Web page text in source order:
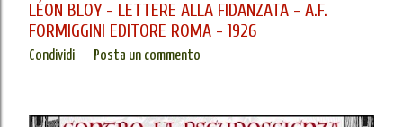
LÉON BLOY - LETTERE ALLA FIDANZATA - A.F.
FORMIGGINI EDITORE ROMA - 1926
Condividi Posta un commento